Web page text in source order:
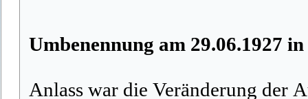
Umbenennung am 29.06.1927
Anlass war die Veränderung der